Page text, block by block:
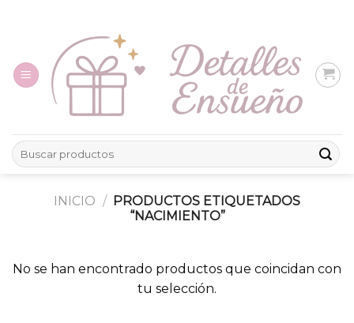
Buscar
por:
INICIO / PRODUCTOS ETIQUETADOS
“NACIMIENTO”
No se han encontrado productos que coincidan con
tu selección.